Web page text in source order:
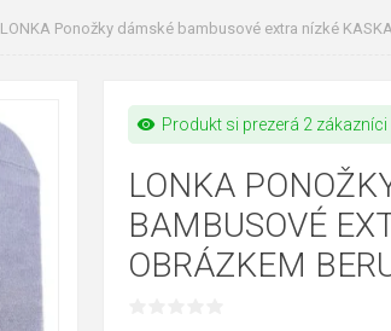
LONKA Ponožky dámské bambusové extra nízké
visibility Produkt si prezerá 2 zákazníci
LONKA
BAMBUSOVÉ
OBRÁZKEM